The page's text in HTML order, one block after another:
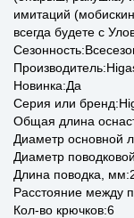
имитаций
всегда будете с
Новинка:Да
Серия или
Общая длина
Диаметр основной
Диаметр
Длина поводка,
Расстояние между
Кол-во крючков:6